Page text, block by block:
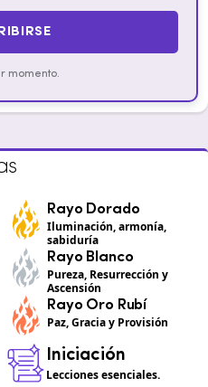
momento.
Rayo Dorado
Iluminación, armonía,
sabiduría
Rayo Blanco
Pureza, Resurrección y
Ascensión
Rayo Oro Rubí
Paz, Gracia y Provisión
Iniciación
Lecciones esenciales.